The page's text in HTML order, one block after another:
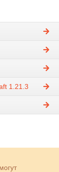
1.21.3